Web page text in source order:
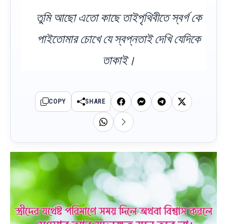
তুমি আছো এতো কাছে তাইপৃথিবীতে স্বর্গ কে
পাইতোমার চোখে যে স্বপ্নতাই দেখি যেদিকে
তাকাই।
COPY SHARE